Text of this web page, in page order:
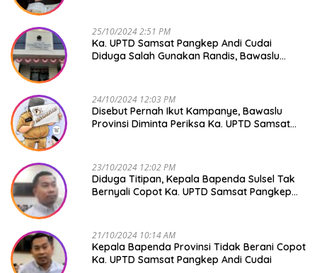
25/10/2024 2:51 PM
Ka. UPTD Samsat Pangkep Andi Cudai
Diduga Salah Gunakan Randis, Bawaslu
24/10/2024 12:03 PM
Disebut Pernah Ikut Kampanye, Bawaslu
Provinsi Diminta Periksa Ka. UPTD Samsat
23/10/2024 12:02 PM
Diduga Titipan, Kepala Bapenda Sulsel Tak
Bernyali Copot Ka. UPTD Samsat Pangkep
21/10/2024 10:14 AM
Kepala Bapenda Provinsi Tidak Berani Copot
Ka. UPTD Samsat Pangkep Andi Cudai